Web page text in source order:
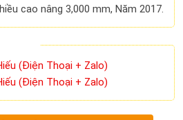
cao nâng 3,000 mm, Năm 2017.
(Điện Thoại + Zalo)
(Điện Thoại + Zalo)